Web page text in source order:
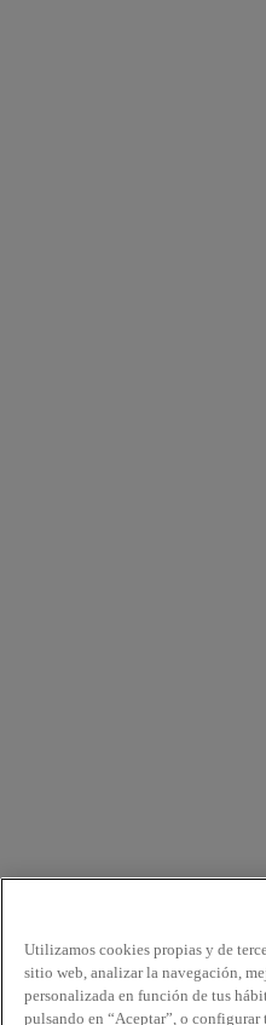
Utilizamos cookies propias y de
sitio web, analizar la navegación,
personalizada en función de tus
pulsando en “Aceptar”, o configurar